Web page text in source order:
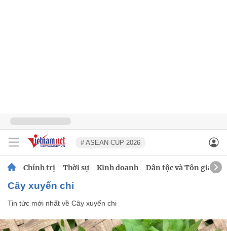
# ASEAN CUP 2026
Chính trị Thời sự Kinh doanh Dân tộc và Tôn giáo
Cây xuyến chi
Tin tức mới nhất về Cây xuyến chi